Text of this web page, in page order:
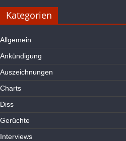
Kategorien
Allgemein
Ankündigung
Auszeichnungen
Charts
Diss
Gerüchte
Interviews